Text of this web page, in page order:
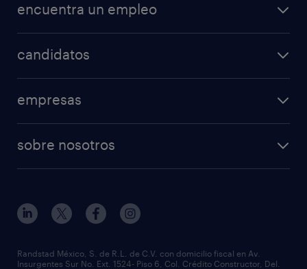
encuentra un empleo
candidatos
empresas
sobre nosotros
Randstad México, S. de R.L. de C.V. con domicilio fiscal en Av.
Insurgentes Sur No. Ext. 1524- Piso 6, Col. Crédito Constructor, Del.